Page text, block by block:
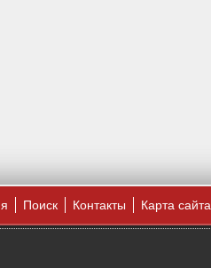
Поиск Контакты Карта сайта